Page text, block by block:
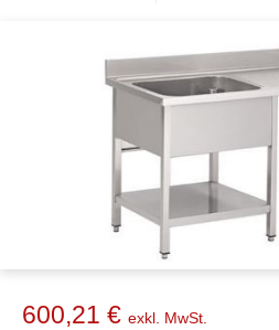
600,21 € exkl. MwSt.